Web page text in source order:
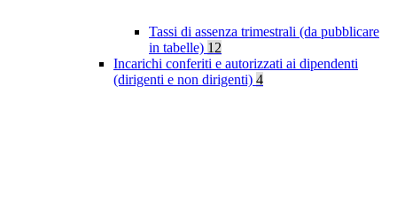
Tassi di assenza trimestrali (da pubblicare
in tabelle) 12
Incarichi conferiti e autorizzati ai dipendenti
(dirigenti e non dirigenti) 4